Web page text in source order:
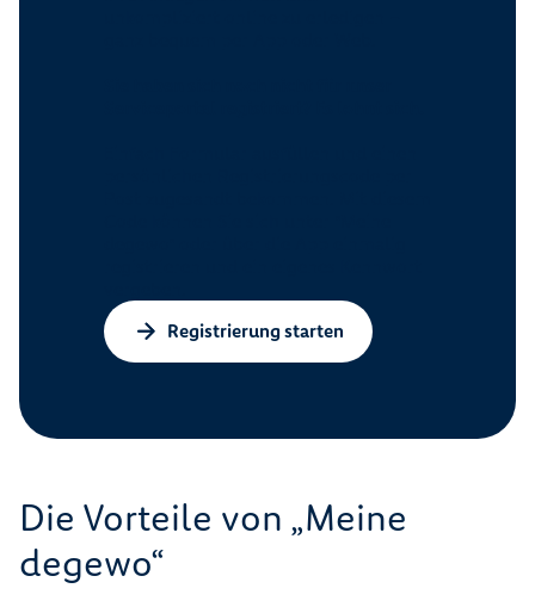
Registrierung starten
Die Vorteile von „Meine
degewo“